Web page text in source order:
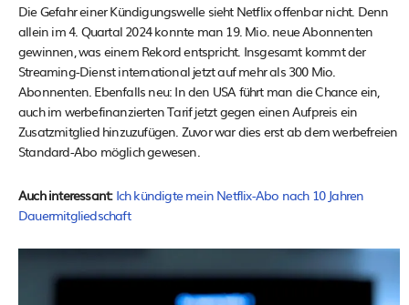
Die Gefahr einer Kündigungswelle sieht Netflix offenbar nicht. Denn
allein im 4. Quartal 2024 konnte man 19. Mio. neue Abonnenten
gewinnen, was einem Rekord entspricht. Insgesamt kommt der
Streaming-Dienst international jetzt auf mehr als 300 Mio.
Abonnenten. Ebenfalls neu: In den USA führt man die Chance ein,
auch im werbefinanzierten Tarif jetzt gegen einen Aufpreis ein
Zusatzmitglied hinzuzufügen. Zuvor war dies erst ab dem werbefreien
Standard-Abo möglich gewesen.
Auch interessant: Ich kündigte mein Netflix-Abo nach 10 Jahren
Dauermitgliedschaft